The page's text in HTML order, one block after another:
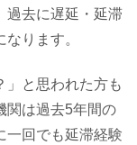
過去に遅延・延滞
ります。
」と思われた方も
関は過去5年間の
一回でも延滞経験